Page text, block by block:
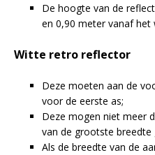
De hoogte van de
en 0,90 meter vanaf het
Witte retro reflector
Deze moeten aan de
voor de eerste as;
Deze mogen niet meer
van de grootste
Als de breedte van de